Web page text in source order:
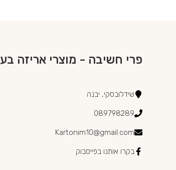
פרי חשיבה - מוצרי אריזה
שידלובסקי, יבנה
089798289
Kartonim10@gmail.com
בקרו אותנו בפייסבוק